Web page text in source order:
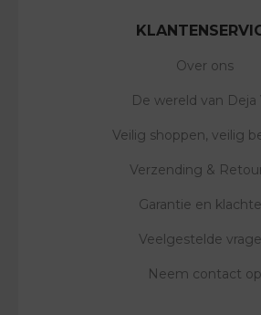
Over ons
De wereld van Deja
Veilig shoppen, veilig
Verzending &
Garantie en
Veelgestelde
Neem contact op